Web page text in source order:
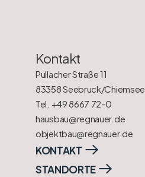
Kontakt
Pullacher Straße 11
83358 Seebruck/Chiemsee
Tel. +49 8667 72-0
hausbau@regnauer.de
objektbau@regnauer.de
KONTAKT
STANDORTE